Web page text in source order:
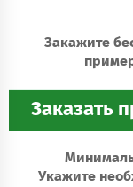
Закажите
Укажите